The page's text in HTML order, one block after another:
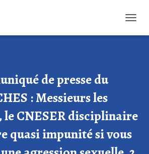
de presse du
: Messieurs les
le CNESER disciplinaire
quasi impunité si vous